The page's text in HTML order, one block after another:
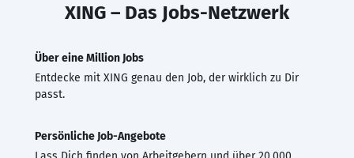
XING – Das Jobs-Netzwerk
Über eine Million Jobs
Entdecke mit XING genau den Job, der wirklich zu Dir
passt.
Persönliche Job-Angebote